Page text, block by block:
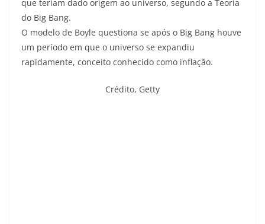
que teriam dado origem ao universo, segundo a Teoria
do Big Bang.
O modelo de Boyle questiona se após o Big Bang houve
um período em que o universo se expandiu
rapidamente, conceito conhecido como inflação.
Crédito, Getty